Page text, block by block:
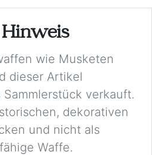
wie Musketen
dieser Artikel
verkauft.
dekorativen
und nicht als
Waffe.